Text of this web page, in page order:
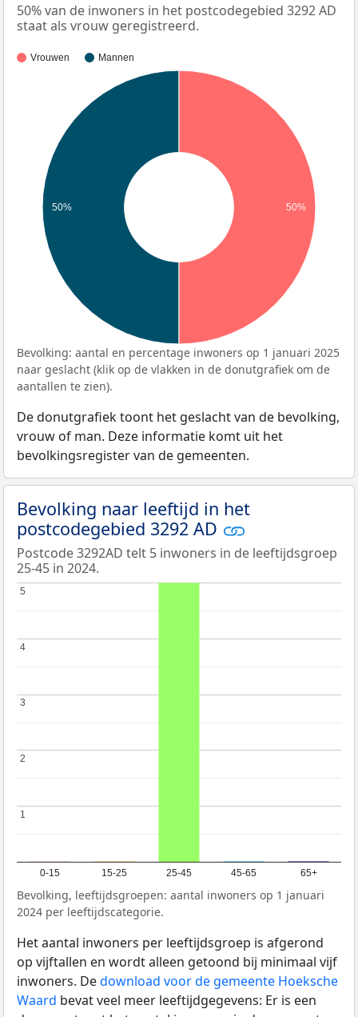
50% van de inwoners in het postcodegebied 3292 AD
staat als vrouw geregistreerd.
Vrouwen Mannen
50% 50%
Bevolking: aantal en percentage inwoners op 1 januari 2025
naar geslacht (klik op de vlakken in de donutgrafiek om de
aantallen te zien).
De donutgrafiek toont het geslacht van de bevolking,
vrouw of man. Deze informatie komt uit het
bevolkingsregister van de gemeenten.
Bevolking naar leeftijd in het
postcodegebied 3292 AD
Postcode 3292AD telt 5 inwoners in de leeftijdsgroep
25-45 in 2024.
0-15 15-25 25-45 45-65 65+
1
1
2
2
3
3
4
4
5
5
Bevolking, leeftijdsgroepen: aantal inwoners op 1 januari
2024 per leeftijdscategorie.
Het aantal inwoners per leeftijdsgroep is afgerond
op vijftallen en wordt alleen getoond bij minimaal vijf
inwoners. Dedownload voor de gemeente Hoeksche
Waard bevat veel meer leeftijdgegevens: Er is een